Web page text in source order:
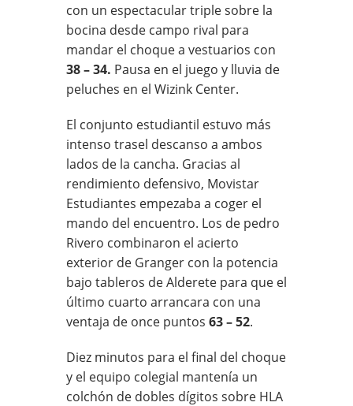
con un espectacular triple sobre la
bocina desde campo rival para
mandar el choque a vestuarios con
38 – 34. Pausa en el juego y lluvia de
peluches en el Wizink Center.
El conjunto estudiantil estuvo más
intenso trasel descanso a ambos
lados de la cancha. Gracias al
rendimiento defensivo, Movistar
Estudiantes empezaba a coger el
mando del encuentro. Los de pedro
Rivero combinaron el acierto
exterior de Granger con la potencia
bajo tableros de Alderete para que el
último cuarto arrancara con una
ventaja de once puntos 63 – 52.
Diez minutos para el final del choque
y el equipo colegial mantenía un
colchón de dobles dígitos sobre HLA